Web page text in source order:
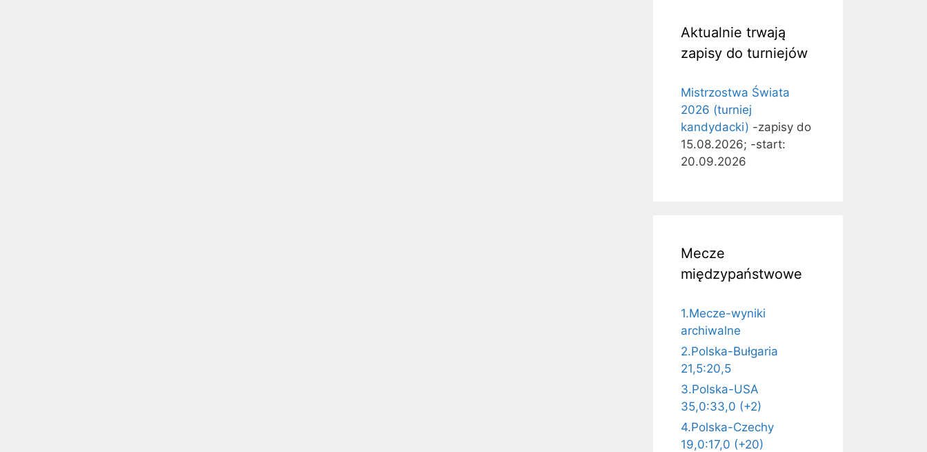
Aktualnie trwają
zapisy do turniejów
Mistrzostwa Świata
2026 (turniej
kandydacki) -zapisy do
15.08.2026; -start:
20.09.2026
Mecze
międzypaństwowe
1.Mecze-wyniki
archiwalne
2.Polska-Bułgaria
21,5:20,5
3.Polska-USA
35,0:33,0 (+2)
4.Polska-Czechy
19,0:17,0 (+20)